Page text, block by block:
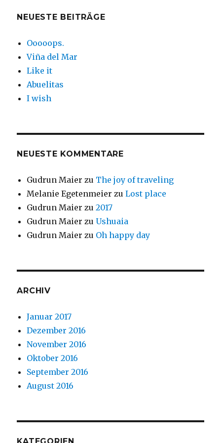
NEUESTE BEITRÄGE
Ooooops.
Viña del Mar
Like it
Abuelitas
I wish
NEUESTE KOMMENTARE
Gudrun Maier zu The joy of traveling
Melanie Egetenmeier zuLost place
Gudrun Maier zu2017
Gudrun Maier zuUshuaia
Gudrun Maier zu Oh happy day
ARCHIV
Januar 2017
Dezember 2016
November 2016
Oktober 2016
September 2016
August 2016